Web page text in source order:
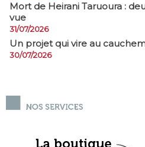
Mort de Heirani Taruoura :
vue
31/07/2026
Un projet qui vire au
30/07/2026